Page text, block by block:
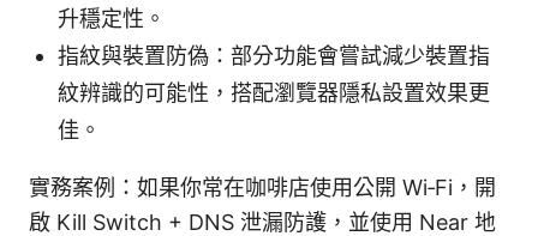
升穩定性。
指紋與裝置防偽：部分功能會嘗試減少裝置指
紋辨識的可能性，搭配瀏覽器隱私設置效果更
佳。
實務案例：如果你常在咖啡店使用公開 Wi‑Fi，開
啟 Kill Switch + DNS 泄漏防護，並使用 Near 地